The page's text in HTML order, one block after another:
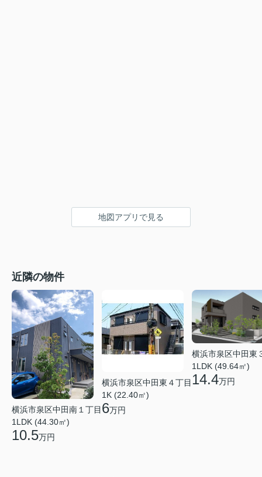
地図アプリで見る
近隣の物件
横浜市泉区中田南１丁目
1LDK (44.30㎡)
10.5万円
横浜市泉区中田東４丁目
1K (22.40㎡)
6万円
横浜市泉区中田東
1LDK (49.64㎡)
14.4万円